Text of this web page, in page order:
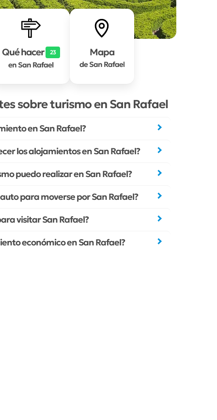
Qué hacer 23
en San Rafael
Mapa
de San Rafael
sobre turismo en San Rafael
en San Rafael?
los alojamientos en San Rafael?
puedo realizar en San Rafael?
para moverse por San Rafael?
visitar San Rafael?
económico en San Rafael?